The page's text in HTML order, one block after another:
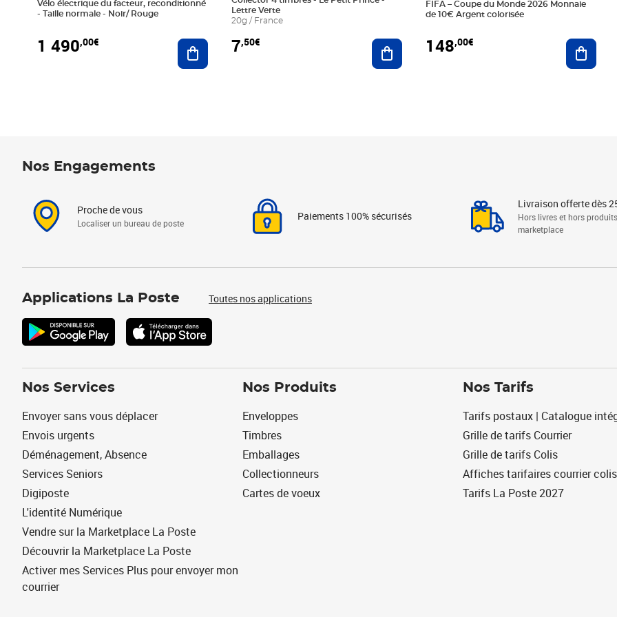
Vélo électrique du facteur, reconditionné
- Taille normale - Noir/ Rouge
1 490,00€ Ajouter au panier
Lettre Verte
20g / France
7,50€ Ajouter au panier
FIFA – Coupe du Monde 2026 Monnaie
de 10€ Argent colorisée
148,00€
Nos Engagements
Proche de vous
Localiser un bureau de poste
Paiements 100% sécurisés
Livraison offerte dès
Hors livres et hors produits
marketplace
Applications La Poste Toutes nos applications
Nos Services
Envoyer sans vous déplacer
Envois urgents
Déménagement, Absence
Services Seniors
Digiposte
L'identité Numérique
Vendre sur la Marketplace La Poste
Découvrir la Marketplace La Poste
Activer mes Services Plus pour envoyer mon
courrier
Nos Produits
Enveloppes
Timbres
Emballages
Collectionneurs
Cartes de voeux
Nos Tarifs
Tarifs postaux | Catalogue
Grille de tarifs Courrier
Grille de tarifs Colis
Affiches tarifaires courrier colis
Tarifs La Poste 2027